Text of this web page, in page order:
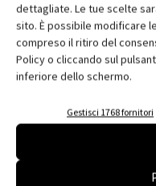
dettagliate. Le tue scelte
sito. È possibile modificare
compreso il ritiro del
Policy o cliccando sul
inferiore dello schermo.
Gestisci 1768 fornitori